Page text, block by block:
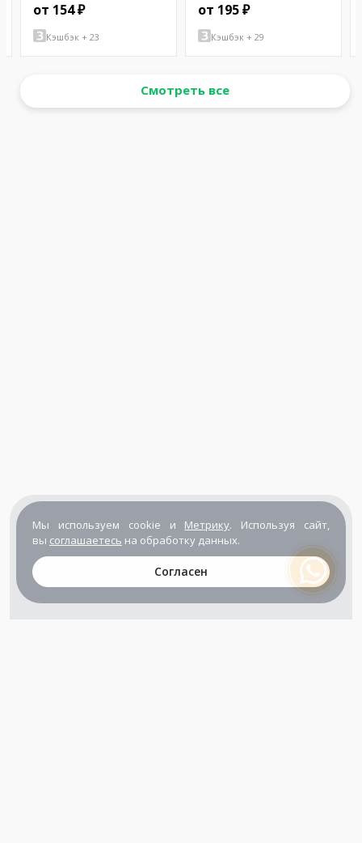
от 154 ₽
Кэшбэк + 23
от 195 ₽
Кэшбэк + 29
Смотреть все
Мы используем cookie и Метрику. Используя сайт,
вы соглашаетесь на обработку данных.
Согласен